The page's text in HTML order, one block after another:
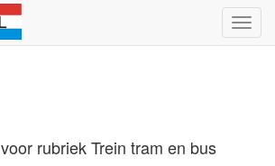
voor rubriek Trein tram en bus